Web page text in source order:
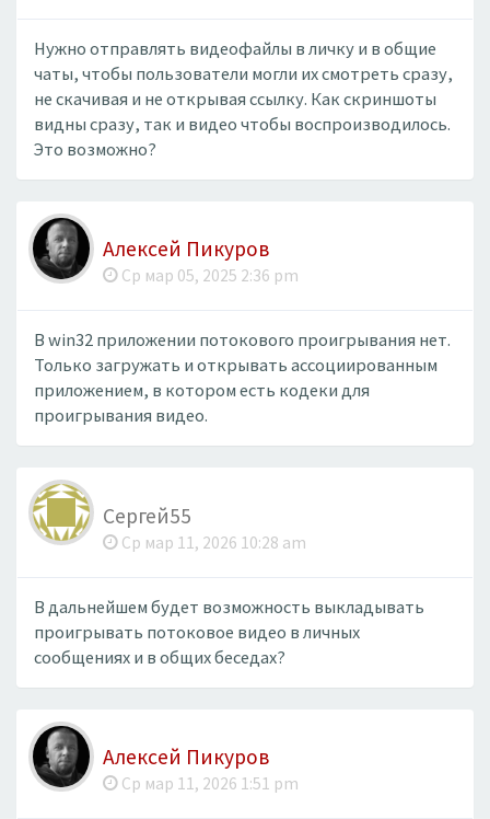
Нужно отправлять видеофайлы в личку и в общие
чаты, чтобы пользователи могли их смотреть сразу,
не скачивая и не открывая ссылку. Как скриншоты
видны сразу, так и видео чтобы воспроизводилось.
Это возможно?
Алексей Пикуров
Ср мар 05, 2025 2:36 pm
В win32 приложении потокового проигрывания нет.
Только загружать и открывать ассоциированным
приложением, в котором есть кодеки для
проигрывания видео.
Сергей55
Ср мар 11, 2026 10:28 am
В дальнейшем будет возможность выкладывать
проигрывать потоковое видео в личных
сообщениях и в общих беседах?
Алексей Пикуров
Ср мар 11, 2026 1:51 pm